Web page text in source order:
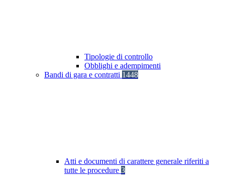
Tipologie di controllo
Obblighi e adempimenti
Bandi di gara e contratti 1448
Atti e documenti di carattere generale riferiti a
tutte le procedure 3